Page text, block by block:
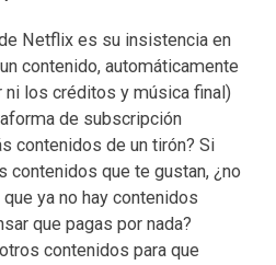
Netflix es su insistencia en
contenido, automáticamente
ni los créditos y música final)
de subscripción
contenidos de un tirón? Si
que te gustan, ¿no
ya no hay contenidos
que pagas por nada?
contenidos para que